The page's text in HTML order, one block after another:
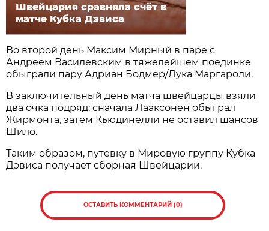
Швейцария сравняла счёт в
матче Кубка Дэвиса
Во второй день Максим Мирный в паре с
Андреем Василевским в тяжелейшем поединке
обыграли пару Адриан Бодмер/Лука Маргароли.
В заключительный день матча швейцарцы взяли
два очка подряд: сначала Лааксонен обыграл
Жирмонта, затем Кьюдинелли не оставил шансов
Шило.
Таким образом, путевку в Мировую группу Кубка
Дэвиса получает сборная Швейцарии.
ОСТАВИТЬ КОММЕНТАРИЙ (0)